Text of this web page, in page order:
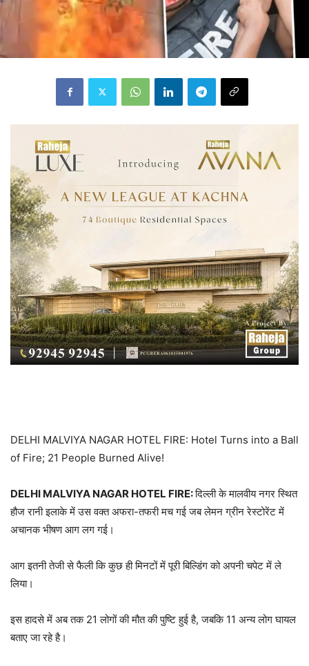
DELHI MALVIYA NAGAR HOTEL FIRE: Hotel Turns into a Ball
of Fire; 21 People Burned Alive!
DELHI MALVIYA NAGAR HOTEL FIRE:दिल्ली के मालवीय नगर स्थित
हौज रानी इलाके में उस वक्त अफरा-तफरी मच गई जब लेमन ग्रीन रेस्टोरेंट में
अचानक भीषण आग लग गई।
आग इतनी तेजी से फैली कि कुछ ही मिनटों में पूरी बिल्डिंग को अपनी चपेट में ले
लिया।
इस हादसे में अब तक 21 लोगों की मौत की पुष्टि हुई है, जबकि 11 अन्य लोग घायल
बताए जा रहे है।